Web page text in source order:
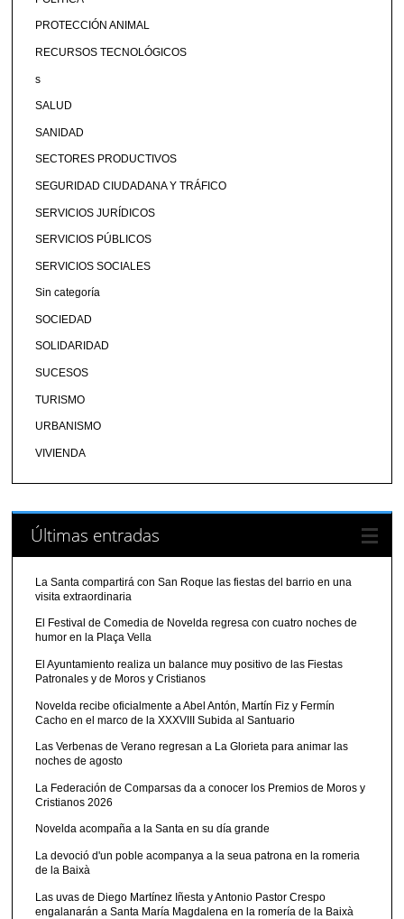
PROTECCIÓN ANIMAL
RECURSOS TECNOLÓGICOS
s
SALUD
SANIDAD
SECTORES PRODUCTIVOS
SEGURIDAD CIUDADANA Y TRÁFICO
SERVICIOS JURÍDICOS
SERVICIOS PÚBLICOS
SERVICIOS SOCIALES
Sin categoría
SOCIEDAD
SOLIDARIDAD
SUCESOS
TURISMO
URBANISMO
VIVIENDA
Últimas entradas
La Santa compartirá con San Roque las fiestas del barrio en una
visita extraordinaria
El Festival de Comedia de Novelda regresa con cuatro noches de
humor en la Plaça Vella
El Ayuntamiento realiza un balance muy positivo de las Fiestas
Patronales y de Moros y Cristianos
Novelda recibe oficialmente a Abel Antón, Martín Fiz y Fermín
Cacho en el marco de la XXXVIII Subida al Santuario
Las Verbenas de Verano regresan a La Glorieta para animar las
noches de agosto
La Federación de Comparsas da a conocer los Premios de Moros y
Cristianos 2026
Novelda acompaña a la Santa en su día grande
La devoció d'un poble acompanya a la seua patrona en la romeria
de la Baixà
Las uvas de Diego Martínez Iñesta y Antonio Pastor Crespo
engalanarán a Santa María Magdalena en la romería de la Baixà